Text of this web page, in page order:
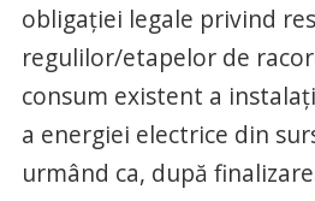
obligaţiei legale privind
regulilor/etapelor de
consum existent a
a energiei electrice din
urmând ca, după